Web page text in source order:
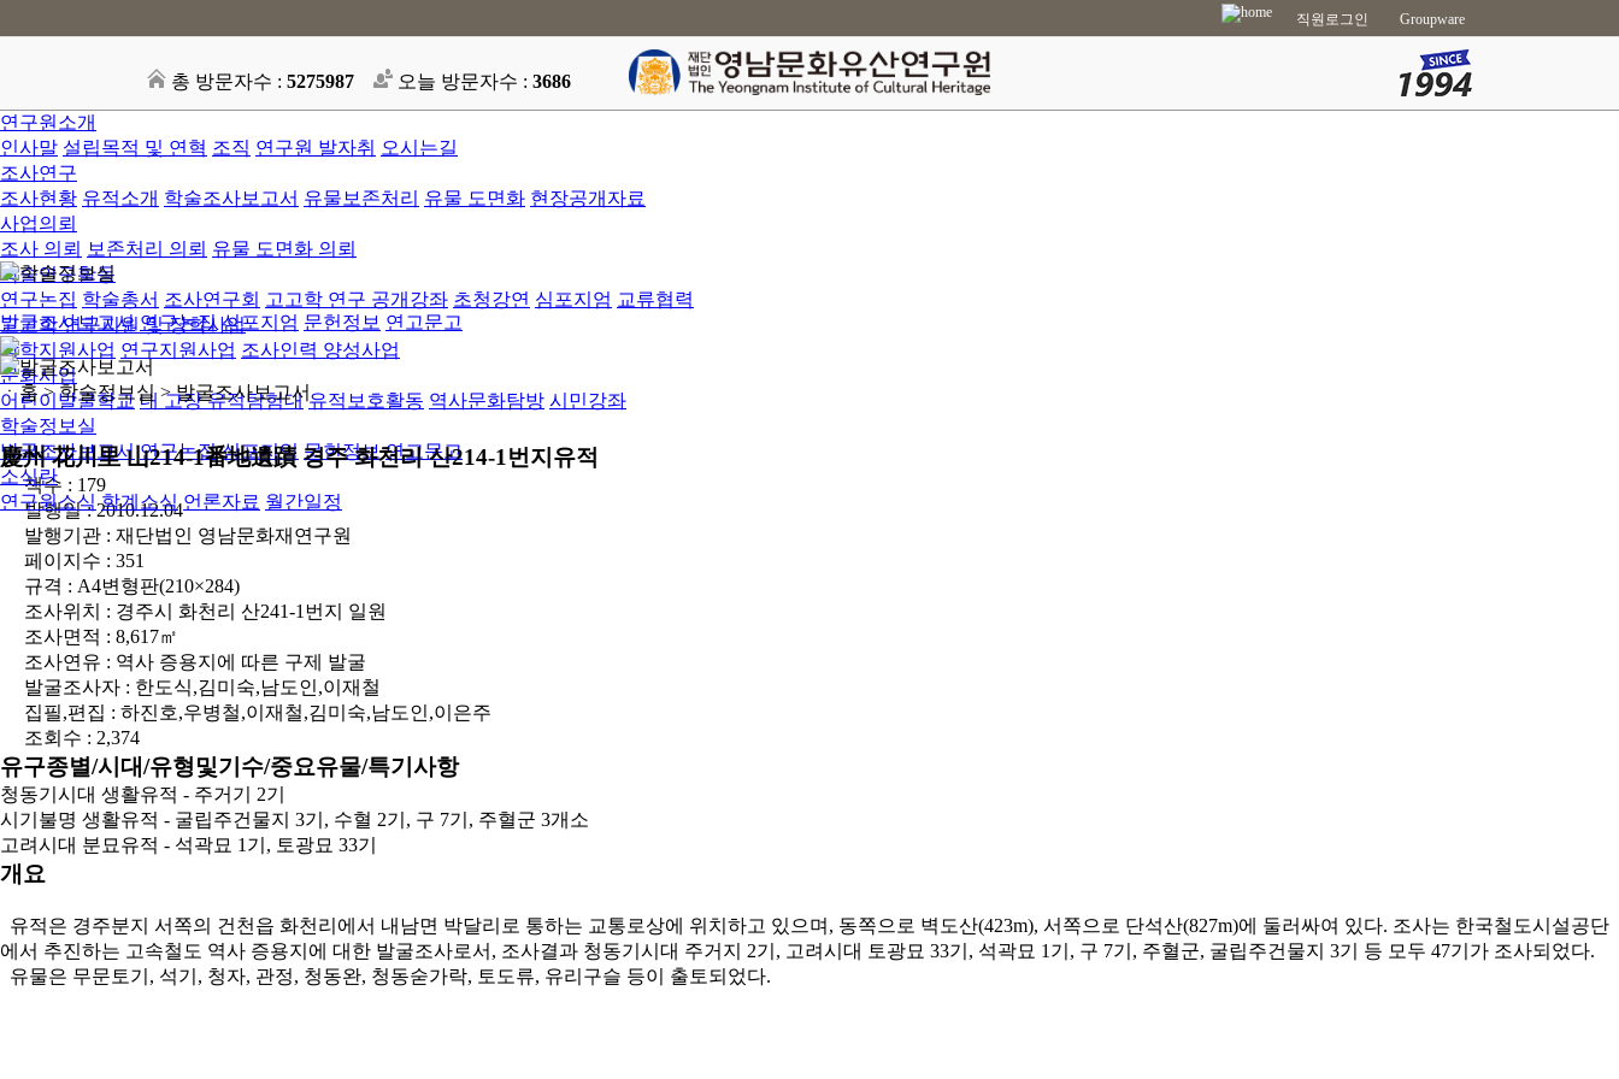
직원로그인 Groupware
총 방문자수 : 5275987 오늘 방문자수 : 3686
연구원소개
인사말 설립목적 및 연혁 조직 연구원 발자취 오시는길
조사연구
조사현황 유적소개 학술조사보고서 유물보존처리 유물 도면화 현장공개자료
사업의뢰
조사 의뢰
보존처리 의뢰 유물 도면화 의뢰
학술연구활동
연구논집 학술총서 조사연구회 고고학 연구 공개강좌 초청강연 심포지엄 교류협력
고고학 연구지원 및 장학사업
장학지원사업 연구지원사업 조사인력 양성사업
문화사업
어린이발굴학교 내 고장 유적탐험대 유적보호활동 역사문화탐방 시민강좌
학술정보실
발굴조사보고서 연구논집 심포지엄 문헌정보 연고문고
소식란
연구원소식 학계소식 언론자료 월간일정
발굴조사보고서 연구논집 심포지엄 문헌정보 연고문고
ㆍ홈 > 학술정보실 >발굴조사보고서
慶州 花川里 山214-1番地遺蹟 경주 화천리 산214-1번지유적
책수 : 179
발행일 : 2010.12.04
발행기관 : 재단법인 영남문화재연구원
페이지수 : 351
규격 : A4변형판(210×284)
조사위치 : 경주시 화천리 산241-1번지 일원
조사면적 : 8,617㎡
조사연유 : 역사 증용지에 따른 구제 발굴
발굴조사자 : 한도식,김미숙,남도인,이재철
집필,편집 : 하진호,우병철,이재철,김미숙,남도인,이은주
조회수 : 2,374
유구종별/시대/유형및기수/중요유물/특기사항
청동기시대 생활유적 - 주거기 2기
시기불명 생활유적 - 굴립주건물지 3기, 수혈 2기, 구 7기, 주혈군 3개소
고려시대 분묘유적 - 석곽묘 1기, 토광묘 33기
개요
유적은 경주분지 서쪽의 건천읍 화천리에서 내남면 박달리로 통하는 교통로상에 위치하고 있으며, 동쪽으로 벽도산(423m), 서쪽으로 단석산(827m)에 둘러싸여 있다. 조사는 한국철도시설공단
에서 추진하는 고속철도 역사 증용지에 대한 발굴조사로서, 조사결과 청동기시대 주거지 2기, 고려시대 토광묘 33기, 석곽묘 1기, 구 7기, 주혈군, 굴립주건물지 3기 등 모두 47기가 조사되었다.
유물은 무문토기, 석기, 청자, 관정, 청동완, 청동숟가락, 토도류, 유리구슬 등이 출토되었다.